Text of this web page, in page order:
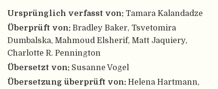
Ursprünglich verfasst von: Tamara Kalandadze
Überprüft von: Bradley Baker, Tsvetomira
Dumbalska, Mahmoud Elsherif, Matt Jaquiery,
Charlotte R. Pennington
Übersetzt von: Susanne Vogel
Übersetzung überprüft von: Helena Hartmann,